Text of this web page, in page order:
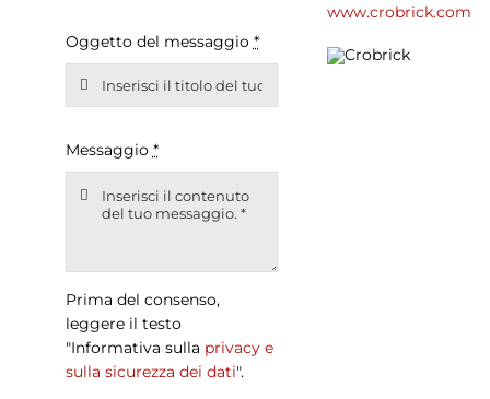
Oggetto del messaggio *
Messaggio *
Prima del consenso,
leggere il testo
"Informativa sulla privacy e
sulla sicurezza dei dati".
www.crobrick.com